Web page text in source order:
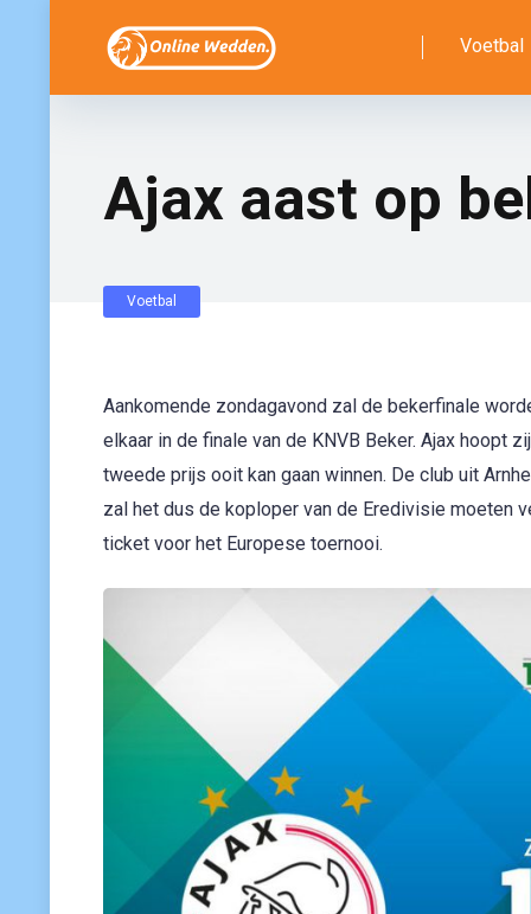
Voetbal
Ajax aast op
Voetbal
Aankomende zondagavond zal de bekerfinale
elkaar in de finale van de KNVB Beker. Ajax
tweede prijs ooit kan gaan winnen. De club uit
zal het dus de koploper van de Eredivisie moeten
ticket voor het Europese toernooi.